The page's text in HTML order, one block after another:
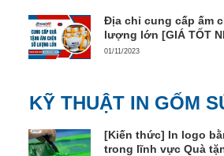
Địa chỉ cung cấp ấm
lượng lớn [GIÁ TỐT
01/11/2023
KỸ THUẬT IN GỐM
[Kiến thức] In logo
trong lĩnh vực Quà